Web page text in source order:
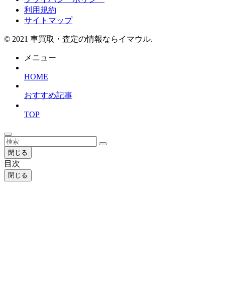
利用規約
サイトマップ
© 2021 車買取・査定の情報ならイマウル.
メニュー
HOME
おすすめ記事
TOP
閉じる
目次
閉じる